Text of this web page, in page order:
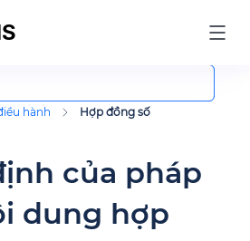
hành Hợp đồng số
của pháp
dung hợp